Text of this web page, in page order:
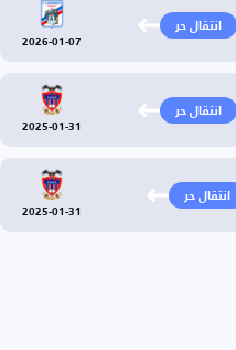
انتقال حر
2026-01-07
انتقال حر
2025-01-31
انتقال حر
2025-01-31